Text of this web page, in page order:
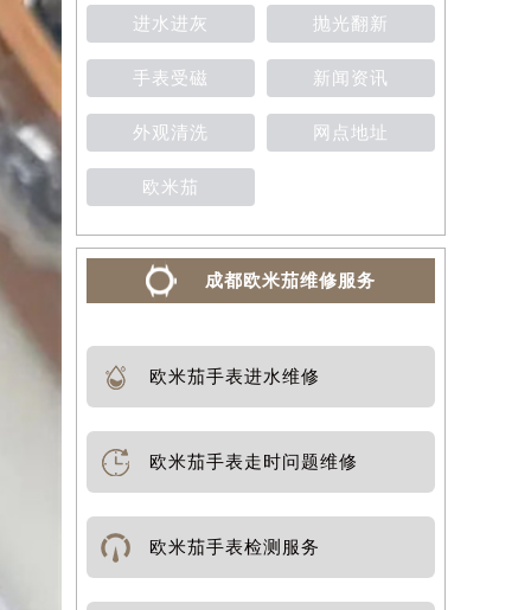
进水进灰 抛光翻新
手表受磁 新闻资讯
外观清洗 网点地址
欧米茄
成都欧米茄维修服务
欧米茄手表进水维修
欧米茄手表走时问题维修
欧米茄手表检测服务